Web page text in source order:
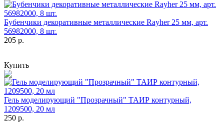
Бубенчики декоративные металлические Rayher 25 мм, арт.
56982000, 8 шт.
205 р.
Купить
Гель моделирующий "Прозрачный" ТАИР контурный,
1209500, 20 мл
250 р.